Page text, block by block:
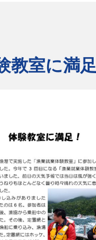
教室に満足